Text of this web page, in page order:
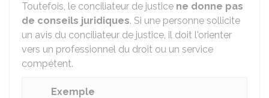
Toutefois, le conciliateur de justice ne donne pas
de conseils juridiques. Si une personne sollicite
un avis du conciliateur de justice, il doit l'orienter
vers un professionnel du droit ou un service
compétent.
Exemple